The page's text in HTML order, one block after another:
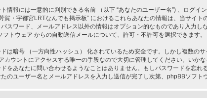
情報には一意的に判別できる名前 （以下 “あなたのユーザー名”) 、ログ
賀・宇都宮LRTなんでも掲示板” におけるこれらあなたの情報は、当サイ
スワード、メールアドレス以外の情報はオプション的なものであり入力
フトウェア からの自動送信メールについて、許可・不許可を選択できます。
は暗号 （一方向性ハッシュ） 化されているため安全です。しかし複数の
カウントにアクセスする唯一の手段なので大切に管理してください。い
をあなたに問い合わせるようなことはありません。もしパスワードを忘
のユーザー名とメールアドレスを入力し送信が完了し次第、phpBBソフト